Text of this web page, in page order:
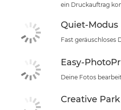
ein Druckauftrag
Quiet-Modus
Fast geräuschloses
Easy-
Deine Fotos
Creative Park